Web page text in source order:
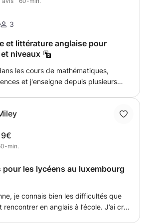
la vie de l'élève afin de renforcer sa
si nécessaire par des informations
3
et littérature anglaise pour
niveaux
les cours de mathématiques,
et j'enseigne depuis plusieurs
Je suis originaire de
à Nancy en mission J'adapte
élèves pour m'assurer qu'ils tirent
la leçon et qu'ils se sentent à l'aise de
min.
pour les lycéens au luxembourg
je connais bien les difficultés que
en anglais à l’école. J’ai créé